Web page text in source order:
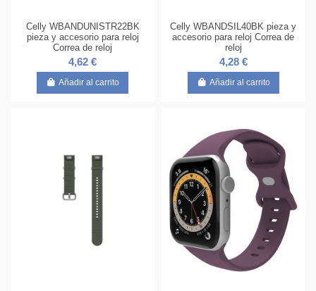
Celly WBANDUNISTR22BK
pieza y accesorio para reloj
Correa de reloj
4,62 €
Añadir al carrito
Celly WBANDSIL40BK pieza y
accesorio para reloj Correa de
reloj
4,28 €
Añadir al carrito